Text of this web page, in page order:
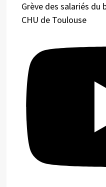
Grève des salariés du
CHU de Toulouse